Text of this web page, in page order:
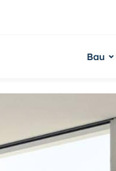
Bau